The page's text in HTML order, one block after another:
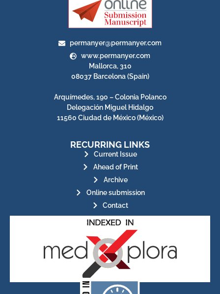
permanyer@permanyer.com
www.permanyer.com
Mallorca, 310
08037 Barcelona (Spain)
Arquímedes, 190 – Colonia Polanco
Delegación Miguel Hidalgo
11560 Ciudad de México (México)
RECURRING LINKS
Current Issue
Ahead of Print
Archive
Online submission
Contact